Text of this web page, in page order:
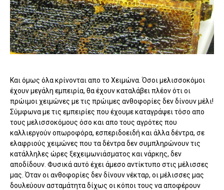
Και όμως όλα κρίνονται απο το Χειμώνα. Όσοι μελισσοκόμοι
έχουν μεγάλη εμπειρία, θα έχουν καταλάβει πλέον ότι οι
πρώιμοι χειμώνες με τις πρώιμες ανθοφορίες δεν δίνουν μέλι!
Σύμφωνα με τις εμπειρίες που έχουμε καταγράψει τόσο απο
τους μελισσοκόμους όσο και απο τους αγρότες που
καλλιεργούν οπωροφόρα, εσπεριδοειδή και άλλα δέντρα, σε
ελαφριούς χειμώνες που τα δέντρα δεν συμπληρώνουν τις
κατάλληλες ώρες ξεχειμωνιάσματος και νάρκης, δεν
αποδίδουν. Φυσικά αυτό έχει άμεσο αντίκτυπο στις μέλισσες
μας. Όταν οι ανθοφορίες δεν δίνουν νέκταρ, οι μέλισσες μας
δουλεύουν ασταμάτητα δίχως οι κόποι τους να αποφέρουν